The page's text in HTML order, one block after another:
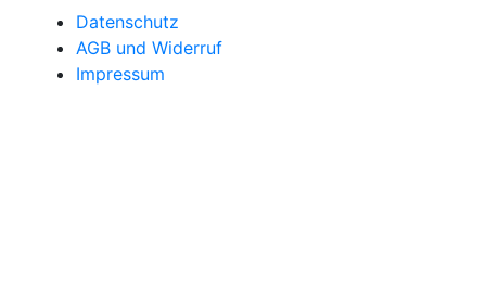
Datenschutz
AGB und Widerruf
Impressum